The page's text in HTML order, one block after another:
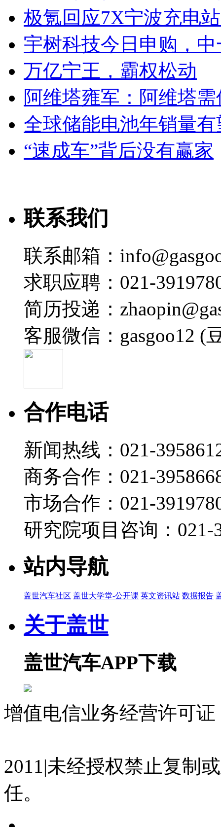
极氪回应7X宁波充电
宇树科技今日申购，
万亿宁王，霸权松动
阿维塔雍军：阿维塔
全球储能电池年销量
“速成车”背后没有赢家
联系我们
联系邮箱：
求职应聘：021-
简历投递：
客服微信：gasgoo12 (
合作电话
新闻热线：021-
商务合作：021-
市场合作：021-
研究院项目咨询：021-
站内导航
盖世汽车社区 盖世大学堂-公开课 英文资讯站 数据报告
关于盖世
盖世汽车APP下载
增值电信业务经营许可
2011|未经授权禁止复制
任。